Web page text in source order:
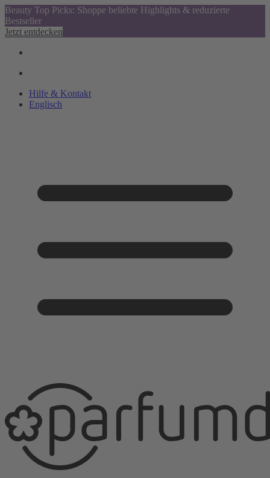
Beauty Top Picks: Shoppe beliebte Highlights & reduzierte
Bestseller
Jetzt entdecken
Hilfe & Kontakt
Englisch